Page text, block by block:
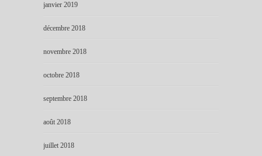
janvier 2019
décembre 2018
novembre 2018
octobre 2018
septembre 2018
août 2018
juillet 2018